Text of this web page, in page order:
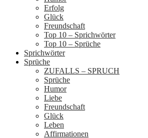
Erfolg
Glück
Freundschaft
Top 10 – Sprichwörter
Top 10 – Sprüche
Sprichwörter
Sprüche
ZUFALLS – SPRUCH
Sprüche
Humor
Liebe
Freundschaft
Glück
Leben
Affirmationen